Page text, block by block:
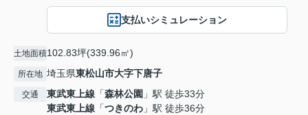
支払いシミュレーション
土地面積102.83坪(339.96㎡)
所在地 埼玉県東松山市大字下唐子
交通 東武東上線 「森林公園 」駅 徒歩33分
東武東上線 「つきのわ 」駅 徒歩36分